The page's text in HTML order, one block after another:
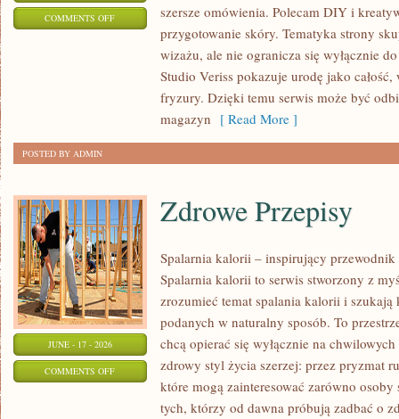
COMMENTS OFFON
PROFESJONALNE
WIZAŻYSTÓW
szersze omówienia. Polecam DIY i
przygotowanie skóry. Tematyka strony
wizażu, ale nie ogranicza się wyłącznie
Studio Veriss pokazuje urodę jako
fryzury. Dzięki temu serwis może być
magazyn [ Read More ]
POSTED BY ADMIN
JUNE - 17 - 2026
COMMENTS OFFON
Zdrowe Przepisy
Spalarnia kalorii – inspirujący
Spalarnia kalorii to serwis stworzony z
zrozumieć temat spalania kalorii i
podanych w naturalny sposób. To
chcą opierać się wyłącznie na
zdrowy styl życia szerzej: przez pryzmat
które mogą zainteresować zarówno
tych, którzy od dawna próbują zadbać o